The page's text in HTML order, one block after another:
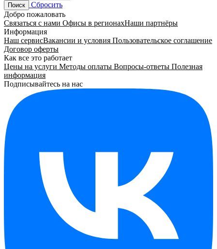
Поиск
Сбросить
Добро пожаловать
Связаться с нами Офисы в регионахНаши партнёры
Информация
Наш сервисВакансии и условия Пользовательское соглашение
Договор оферты
Как все это работает
Цены на услуги Методы оплаты Вопросы-ответы Полезная
информация
Подписывайтесь на нас